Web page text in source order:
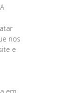
nos
e